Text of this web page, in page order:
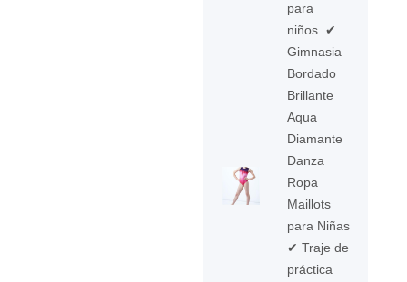
para
niños. ✔
Gimnasia
Bordado
Brillante
Aqua
Diamante
Danza
Ropa
Maillots
para Niñas
✔ Traje de
práctica